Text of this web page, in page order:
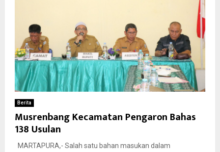
Berita
Musrenbang Kecamatan Pengaron Bahas
138 Usulan
MARTAPURA,- Salah satu bahan masukan dalam